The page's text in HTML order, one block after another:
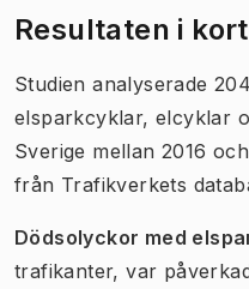
Resultaten i
Studien analyserade
elsparkcyklar, elcyklar
Sverige mellan 2016
från Trafikverkets
Dödsolyckor med
trafikanter, var